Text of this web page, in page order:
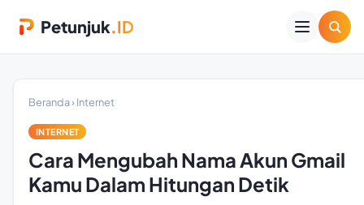
Petunjuk.ID
Beranda›Internet
INTERNET
Cara Mengubah Nama Akun Gmail
Kamu Dalam Hitungan Detik